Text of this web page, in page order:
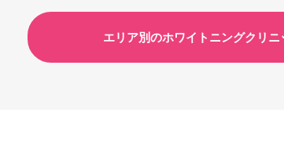
エリア別のホワイトニングクリ